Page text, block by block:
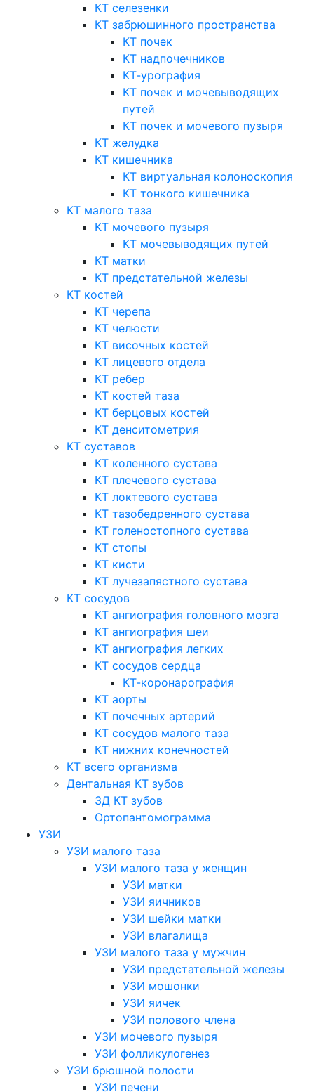
КТ селезенки
КТ забрюшинного пространства
КТ почек
КТ надпочечников
КТ-урография
КТ почек и мочевыводящих
путей
КТ почек и мочевого пузыря
КТ желудка
КТ кишечника
КТ виртуальная колоноскопия
КТ тонкого кишечника
КТ малого таза
КТ мочевого пузыря
КТ мочевыводящих путей
КТ матки
КТ предстательной железы
КТ костей
КТ черепа
КТ челюсти
КТ височных костей
КТ лицевого отдела
КТ ребер
КТ костей таза
КТ берцовых костей
КТ денситометрия
КТ суставов
КТ коленного сустава
КТ плечевого сустава
КТ локтевого сустава
КТ тазобедренного сустава
КТ голеностопного сустава
КТ стопы
КТ кисти
КТ лучезапястного сустава
КТ сосудов
КТ ангиография головного мозга
КТ ангиография шеи
КТ ангиография легких
КТ сосудов сердца
КТ-коронарография
КТ аорты
КТ почечных артерий
КТ сосудов малого таза
КТ нижних конечностей
КТ всего организма
Дентальная КТ зубов
3Д КТ зубов
Ортопантомограмма
УЗИ
УЗИ малого таза
УЗИ малого таза у женщин
УЗИ матки
УЗИ яичников
УЗИ шейки матки
УЗИ влагалища
УЗИ малого таза у мужчин
УЗИ предстательной железы
УЗИ мошонки
УЗИ яичек
УЗИ полового члена
УЗИ мочевого пузыря
УЗИ фолликулогенез
УЗИ брюшной полости
УЗИ печени